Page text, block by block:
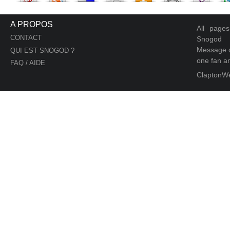
A PROPOS
CONTACT
QUI EST SNOGOD ?
FAQ / AIDE
All
Snogod
Message
one fan